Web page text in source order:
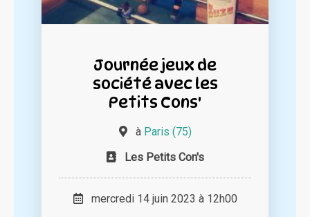
Journée jeux de
société avec les
Petits Cons'
à Paris (75)
Les Petits Con's
mercredi 14 juin 2023 à 12h00